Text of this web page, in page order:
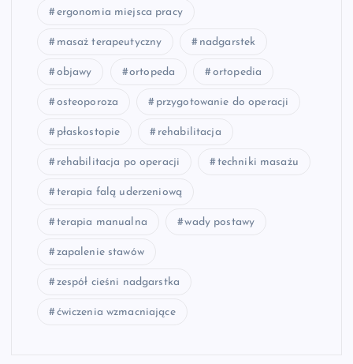
ergonomia miejsca pracy
masaż terapeutyczny nadgarstek
objawy ortopeda ortopedia
osteoporoza przygotowanie do operacji
płaskostopie rehabilitacja
rehabilitacja po operacji techniki masażu
terapia falą uderzeniową
terapia manualna wady postawy
zapalenie stawów
zespół cieśni nadgarstka
ćwiczenia wzmacniające